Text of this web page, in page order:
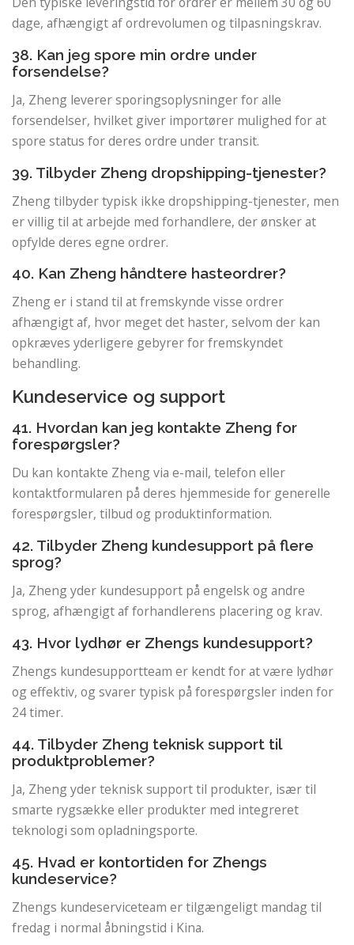
dage, afhængigt af ordrevolumen og tilpasningskrav.
38. Kan jeg spore min ordre under
forsendelse?
Ja, Zheng leverer sporingsoplysninger for alle
forsendelser, hvilket giver importører mulighed for at
spore status for deres ordre under transit.
39. Tilbyder Zheng dropshipping-tjenester?
Zheng tilbyder typisk ikke dropshipping-tjenester, men
er villig til at arbejde med forhandlere, der ønsker at
opfylde deres egne ordrer.
40. Kan Zheng håndtere hasteordrer?
Zheng er i stand til at fremskynde visse ordrer
afhængigt af, hvor meget det haster, selvom der kan
opkræves yderligere gebyrer for fremskyndet
behandling.
Kundeservice og support
41. Hvordan kan jeg kontakte Zheng for
forespørgsler?
Du kan kontakte Zheng via e-mail, telefon eller
kontaktformularen på deres hjemmeside for generelle
forespørgsler, tilbud og produktinformation.
42. Tilbyder Zheng kundesupport på flere
sprog?
Ja, Zheng yder kundesupport på engelsk og andre
sprog, afhængigt af forhandlerens placering og krav.
43. Hvor lydhør er Zhengs kundesupport?
Zhengs kundesupportteam er kendt for at være lydhør
og effektiv, og svarer typisk på forespørgsler inden for
24 timer.
44. Tilbyder Zheng teknisk support til
produktproblemer?
Ja, Zheng yder teknisk support til produkter, især til
smarte rygsække eller produkter med integreret
teknologi som opladningsporte.
45. Hvad er kontortiden for Zhengs
kundeservice?
Zhengs kundeserviceteam er tilgængeligt mandag til
fredag ​​i normal åbningstid i Kina.